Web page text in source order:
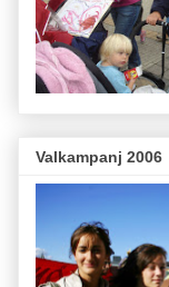
Valkampanj 2006